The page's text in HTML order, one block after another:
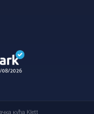
кућа Klett